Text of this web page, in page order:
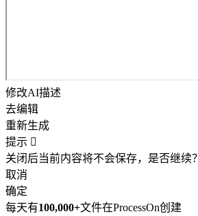
修改AI描述
去编辑
重新生成
提示 
关闭后当前内容将不会保存，是否继续？
取消
确定
每天有100,000+文件在ProcessOn创建